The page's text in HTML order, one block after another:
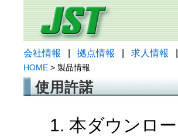
会社情報 拠点情報 求人情報
HOME > 製品情報
使用許諾
1. 本ダウンロ